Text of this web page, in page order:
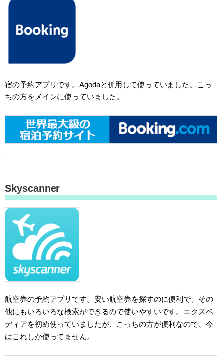
宿の予約アプリです。Agodaと併用して使っていました。こっ
ちの方をメインに使っていました。
Skyscanner
航空券の予約アプリです。安い航空券を探すのに便利で、その
他にもいろいろな検索ができるので使いやすいです。エクスペ
ディアを初め使っていましたが、こっちの方が便利なので、今
はこれしか使ってません。